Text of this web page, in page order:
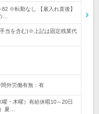
※転勤なし 【雇入れ直後】
…
当を含む)※上記は固定残業代
外労働有無：有
・木曜）有給休暇10～20日
夏…